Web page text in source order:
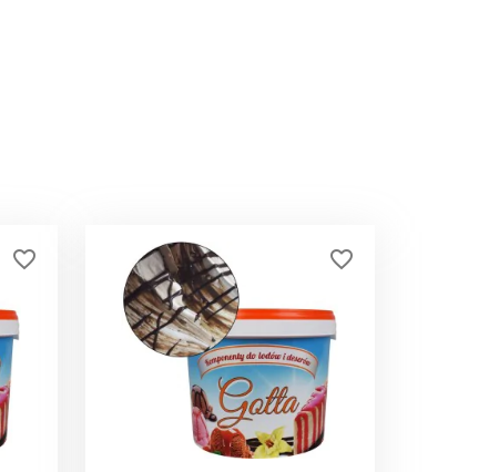
favorite_border favorite_border